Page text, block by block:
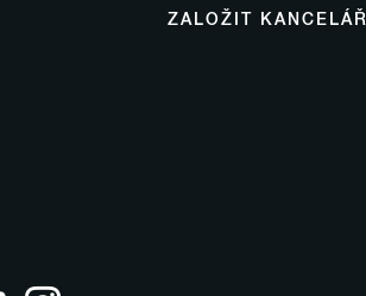
ZALOŽIT KANCELÁŘ